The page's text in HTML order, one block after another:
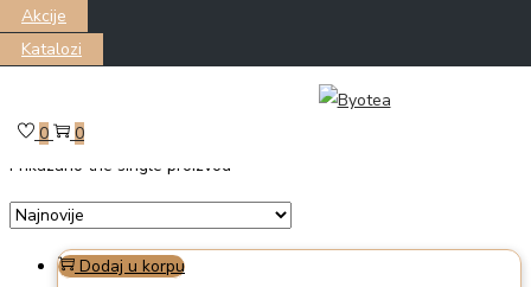
Akcije
Katalozi
to
navigation
to
content
0 0
Prikazano the single proizvod
Dodaj u korpu